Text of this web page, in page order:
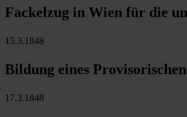
Fackelzug in Wien für die
15.3.1848
Bildung eines
17.3.1848